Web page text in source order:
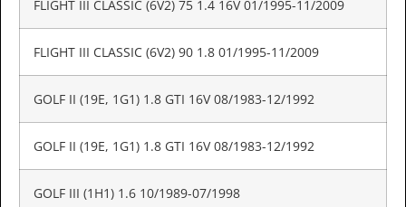
FLIGHT III CLASSIC (6V2) 75 1.4 16V 01/1995-11/2009
FLIGHT III CLASSIC (6V2) 90 1.8 01/1995-11/2009
GOLF II (19E, 1G1) 1.8 GTI 16V 08/1983-12/1992
GOLF II (19E, 1G1) 1.8 GTI 16V 08/1983-12/1992
GOLF III (1H1) 1.6 10/1989-07/1998